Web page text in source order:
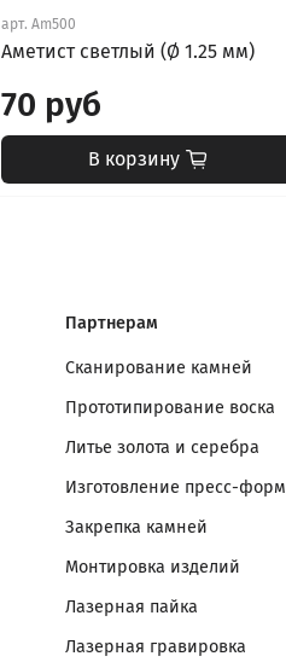
арт.Am500
Аметист светлый (Ø 1.25 мм)
70 руб
В корзину
Партнерам
Сканирование камней
Прототипирование воска
Литье золота и серебра
Изготовление пресс-форм
Закрепка камней
Монтировка изделий
Лазерная пайка
Лазерная гравировка